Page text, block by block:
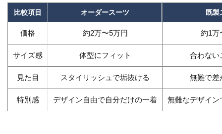
比較項目 オーダースーツ 既製
価格 約2万〜5万円 約1万
サイズ感 体型にフィット 合わない
見た目 スタイリッシュで垢抜ける 無難で差
特別感 デザイン自由で自分だけの一着 無難なデザイ